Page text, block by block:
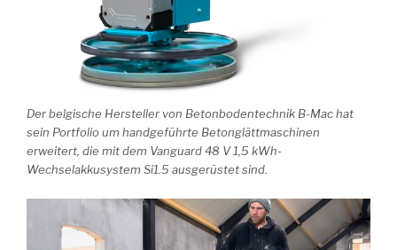
Der belgische Hersteller von Betonbodentechnik B-Mac hat
sein Portfolio um handgeführte Betonglättmaschinen
erweitert, die mit dem Vanguard 48 V 1,5 kWh-
Wechselakkusystem Si1.5 ausgerüstet sind.